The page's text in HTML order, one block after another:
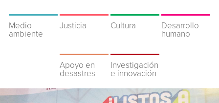
Medio
ambiente
Justicia Cultura
Desarrollo
humano
Apoyo en
desastres
Investigación
e innovación